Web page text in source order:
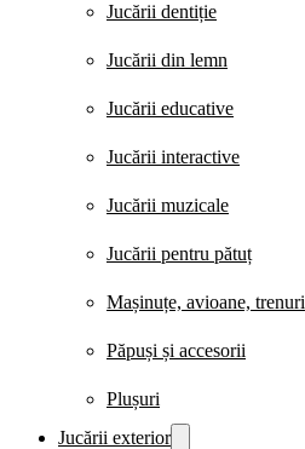
Jucării dentiție
Jucării din lemn
Jucării educative
Jucării interactive
Jucării muzicale
Jucării pentru pătuț
Mașinuțe, avioane, trenuri
Păpuși și accesorii
Plușuri
Jucării exterior